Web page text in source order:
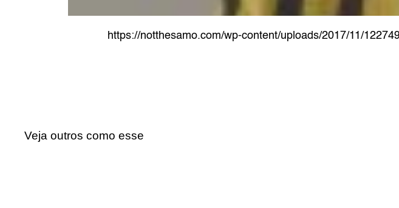
https://notthesamo.com/wp-content/uploads/2017/11/
Veja outros como esse